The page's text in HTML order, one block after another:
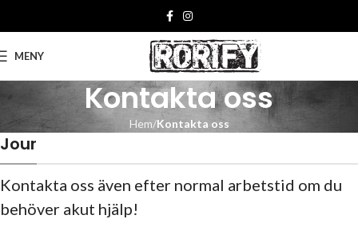
MENY
Kontakta oss
Hem Kontakta oss
Jour
Kontakta oss även efter normal arbetstid om du
behöver akut hjälp!